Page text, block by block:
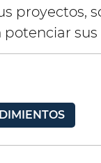
proyectos,